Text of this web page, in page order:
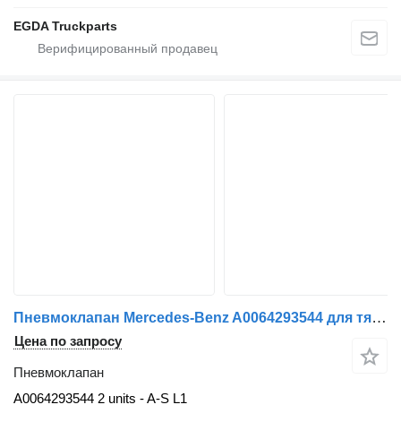
EGDA Truckparts
Пневмоклапан Mercedes-Benz A0064293544 для тягача Mercedes-Benz L
Цена по запросу
Пневмоклапан
A0064293544 2 units - A-S L1